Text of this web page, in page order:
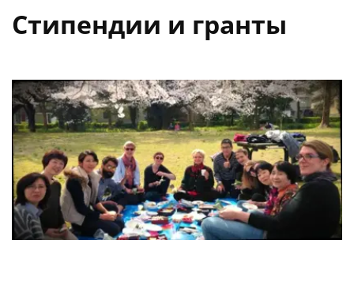
Стипендии и гранты